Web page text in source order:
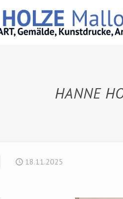
HANNE
18.11.2025